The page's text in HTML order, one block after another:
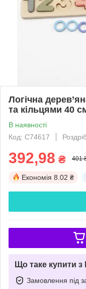
Логічна
та кільцями 40
В наявності
Код: C74617
392,98 ₴ 401
Економія 8.02 ₴
Що таке купити
Замовлення під